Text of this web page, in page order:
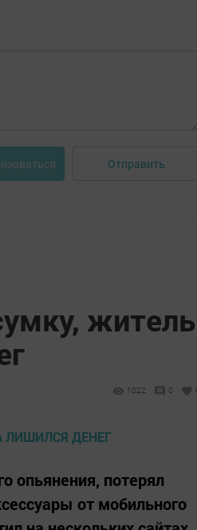
Отправить
житель
1022 0
опьянения, потерял
от мобильного